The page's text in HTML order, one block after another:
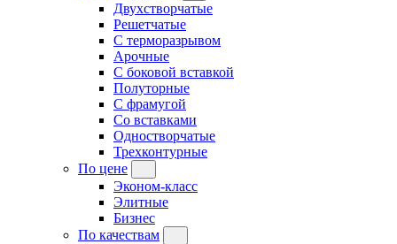
Двухстворчатые
Решетчатые
С терморазрывом
Арочные
С боковой вставкой
Полуторные
С фрамугой
Cо вставками
Одностворчатые
Трехконтурные
По цене
Эконом-класс
Элитные
Бизнес
По качествам